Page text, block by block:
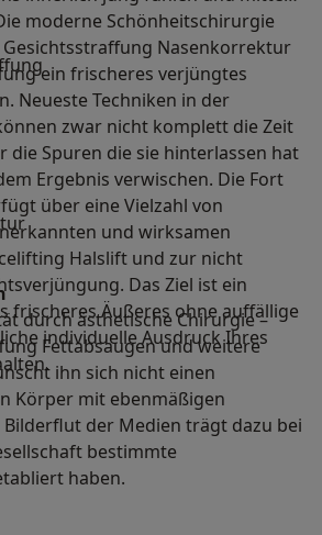
moderne Schönheitschirurgie
Nasenkorrektur​​​​​​​
ein frischeres verjüngtes
Neueste Techniken in der
zwar nicht komplett die Zeit
die Spuren die sie hinterlassen hat
Ergebnis verwischen. Die Fort
über eine Vielzahl von
und wirksamen
Halslift und zur nicht
Das Ziel ist ein
frischeres Äußeres ohne auffällige
individuelle Ausdruck Ihres
durch ästhetische Chirurgie –
Fettabsaugen und weitere
ihn sich nicht einen
Körper mit ebenmäßigen
der Medien trägt dazu bei
bestimmte
haben.